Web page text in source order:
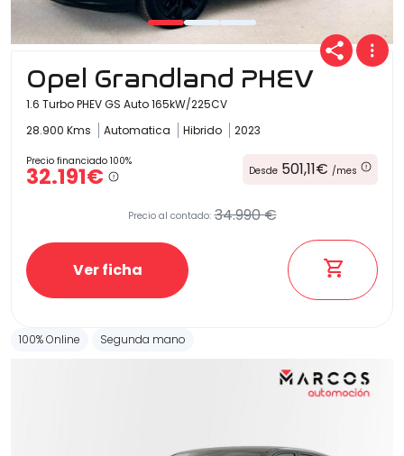
Opel Grandland PHEV
1.6 Turbo PHEV GS Auto 165kW/225CV
28.900 Kms
Automatica Hibrido 2023
Precio financiado 100%
32.191€ Desde 501,11€ /mes
Precio al contado: 34.990 €
Ver ficha
100% Online Segunda mano